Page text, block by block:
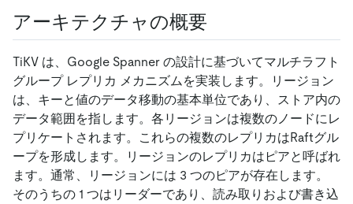
アーキテクチャの概要
TiKV は、Google Spanner の設計に基づいてマルチラフト
グループ レプリカ メカニズムを実装します。リージョン
は、キーと値のデータ移動の基本単位であり、ストア内の
データ範囲を指します。各リージョンは複数のノードにレ
プリケートされます。これらの複数のレプリカはRaftグル
ープを形成します。リージョンのレプリカはピアと呼ばれ
ます。通常、リージョンには 3 つのピアが存在します。
そのうちの 1 つはリーダーであり、読み取りおよび書き込